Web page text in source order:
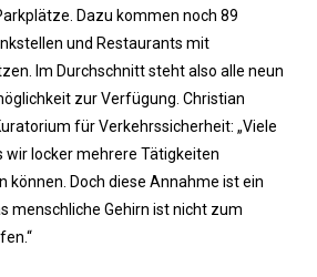
Dazu kommen noch 89
und Restaurants mit
Im Durchschnitt steht also alle neun
zur Verfügung. Christian
für Verkehrssicherheit: „Viele
wir locker mehrere Tätigkeiten
können. Doch diese Annahme ist ein
menschliche Gehirn ist nicht zum